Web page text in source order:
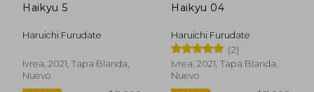
Haikyu 5
Haruichi Furudate
Ivrea, 2021, Tapa Blanda,
Nuevo
Haikyu 04
Haruichi Furudate
(2)
Ivrea, 2021, Tapa Blanda,
Nuevo